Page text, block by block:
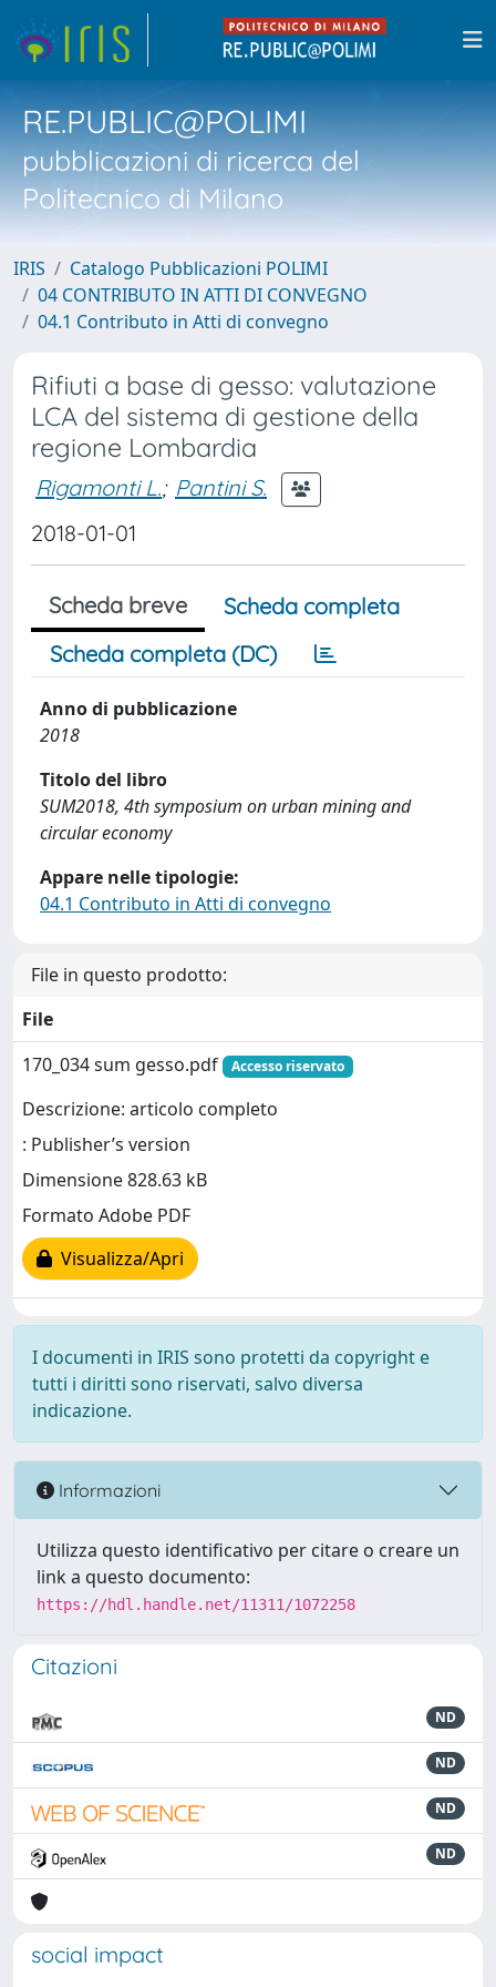
RE.PUBLIC@POLIMI
pubblicazioni di ricerca del
Politecnico di Milano
IRIS
Catalogo Pubblicazioni POLIMI
04 CONTRIBUTO IN ATTI DI CONVEGNO
04.1 Contributo in Atti di convegno
Rifiuti a base di gesso: valutazione
LCA del sistema di gestione della
regione Lombardia
Rigamonti L.; Pantini S.
2018-01-01
Scheda breve
Scheda completa
Scheda completa (DC)
Anno di pubblicazione
2018
Titolo del libro
SUM2018, 4th symposium on urban mining and
circular economy
Appare nelle tipologie:
04.1 Contributo in Atti di convegno
File in questo prodotto:
File
170_034 sum gesso.pdf
Accesso riservato
Descrizione: articolo completo
: Publisher’s version
Dimensione 828.63 kB
Formato Adobe PDF
Visualizza/Apri
I documenti in IRIS sono protetti da copyright e
tutti i diritti sono riservati, salvo diversa
indicazione.
Informazioni
Utilizza questo identificativo per citare o creare un
link a questo documento:
https://hdl.handle.net/11311/1072258
Citazioni
ND
ND
ND
ND
social impact